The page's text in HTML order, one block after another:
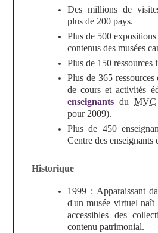
Des millions de
plus de 200 pays.
Plus de 500
contenus des musées
Plus de 150 ressources
Plus de 365
de cours et activités
enseignants duMVC
pour 2009).
Plus de 450
Centre des enseignants
Historique
1999 : Apparaissant
d'un musée virtuel naît
accessibles des
contenu patrimonial.